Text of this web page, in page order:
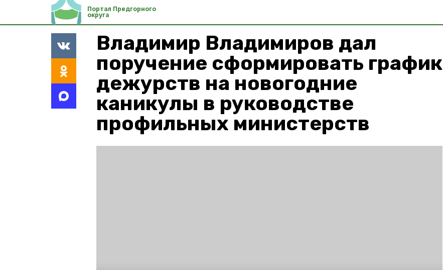
Портал Предгорного
округа
Владимир Владимиров дал
поручение сформировать график
дежурств на новогодние
каникулы в руководстве
профильных министерств